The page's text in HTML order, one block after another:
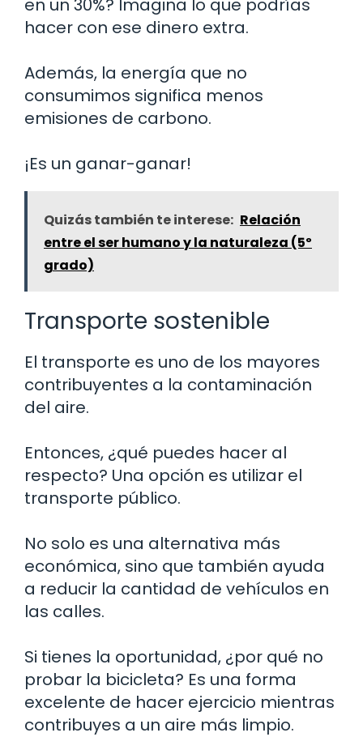
en un 30%? Imagina lo que podrías
hacer con ese dinero extra.
Además, la energía que no
consumimos significa menos
emisiones de carbono.
¡Es un ganar-ganar!
Quizás también te interese: Relación
entre el ser humano y la naturaleza (5º
grado)
Transporte sostenible
El transporte es uno de los mayores
contribuyentes a la contaminación
del aire.
Entonces, ¿qué puedes hacer al
respecto? Una opción es utilizar el
transporte público.
No solo es una alternativa más
económica, sino que también ayuda
a reducir la cantidad de vehículos en
las calles.
Si tienes la oportunidad, ¿por qué no
probar la bicicleta? Es una forma
excelente de hacer ejercicio mientras
contribuyes a un aire más limpio.